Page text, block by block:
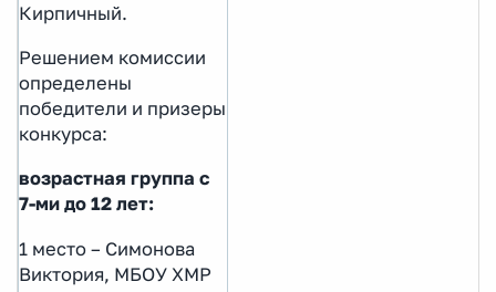
Кирпичный.
Решением комиссии
определены
победители и призеры
конкурса:
возрастная группа с
7-ми до 12 лет:
1 место – Симонова
Виктория, МБОУ ХМР